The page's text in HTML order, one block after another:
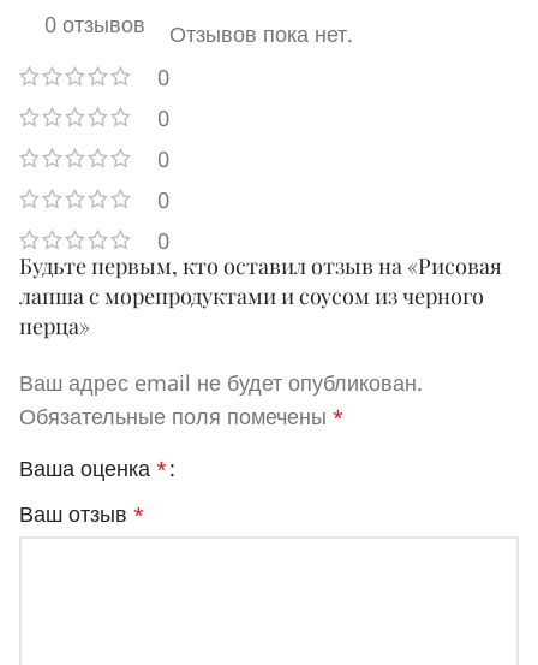
0 отзывов
0
0
0
0
0
Отзывов пока нет.
Будьте первым, кто оставил отзыв на «Рисовая
лапша с морепродуктами и соусом из черного
перца»
Ваш адрес email не будет опубликован.
Обязательные поля помечены *
Ваша оценка *
Ваш отзыв *